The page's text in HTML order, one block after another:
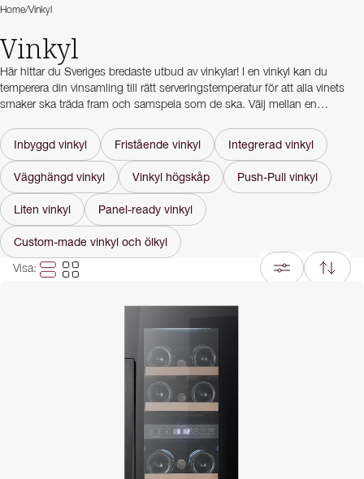
Home/Vinkyl
Vinkyl
Här hittar du Sveriges bredaste utbud av vinkylar! I en vinkyl kan du
temperera din vinsamling till rätt serveringstemperatur för att alla vinets
smaker ska träda fram och samspela som de ska. Välj mellan en
hellre lagra ditt vin under längre tid? Då är ett
vinlagringsskåp rätt för dig!
I vår köpguide
hittar du mer information om för- och nackdelar med varje
typ av vinkyl. Har du fler frågor eller vill ha hjälp med att hitta rätt produkt
för dina behov? Vår
hjälper gärna till.
Inbyggd vinkyl Fristående vinkyl Integrerad vinkyl
Vägghängd vinkyl Vinkyl högskåp Push-Pull vinkyl
Liten vinkyl Panel-ready vinkyl
Custom-made vinkyl och ölkyl
Visa: